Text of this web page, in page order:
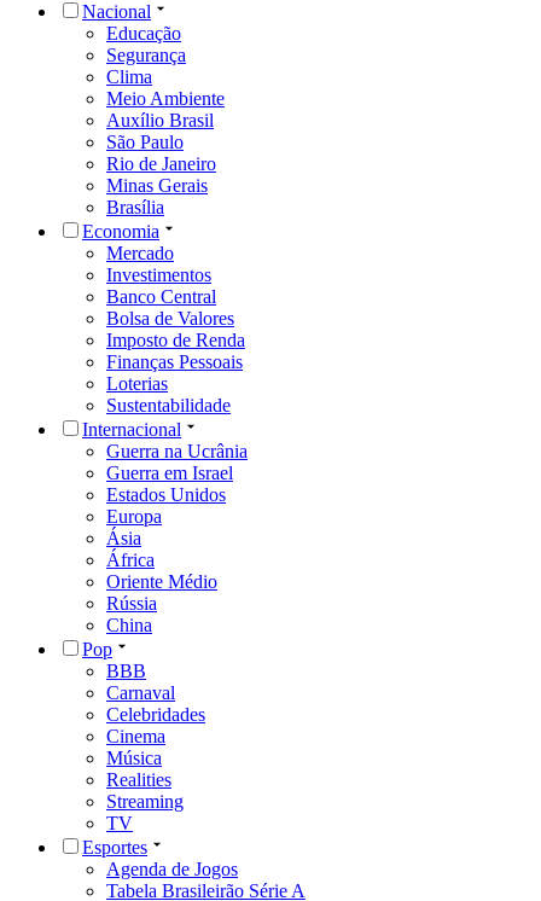
Nacional
Educação
Segurança
Clima
Meio Ambiente
Auxílio Brasil
São Paulo
Rio de Janeiro
Minas Gerais
Brasília
Economia
Mercado
Investimentos
Banco Central
Bolsa de Valores
Imposto de Renda
Finanças Pessoais
Loterias
Sustentabilidade
Internacional
Guerra na Ucrânia
Guerra em Israel
Estados Unidos
Europa
Ásia
África
Oriente Médio
Rússia
China
Pop
BBB
Carnaval
Celebridades
Cinema
Música
Realities
Streaming
TV
Esportes
Agenda de Jogos
Tabela Brasileirão Série A